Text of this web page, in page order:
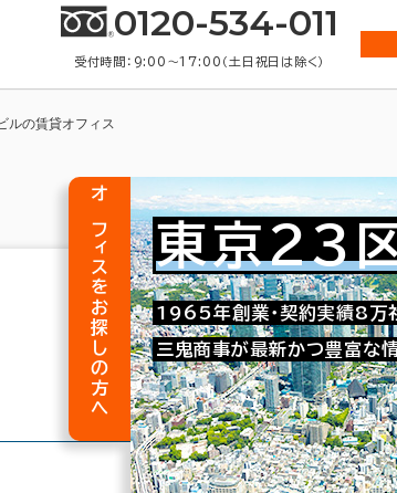
0120-534-011
受付時間：9:00〜17:00（土日祝日は除く）
ルの賃貸オフィス
お問い合わせ番号
オフィスをお探しの方へ 東京23
1965年創業・契約実績8万
三鬼商事が最新かつ豊富な